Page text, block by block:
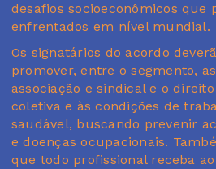
desafios socioeconômicos que
enfrentados em nível mundial.
Os signatários do acordo
promover, entre o segmento,
associação e sindical e o
coletiva e às condições de
saudável, buscando prevenir
e doenças ocupacionais.
que todo profissional receba